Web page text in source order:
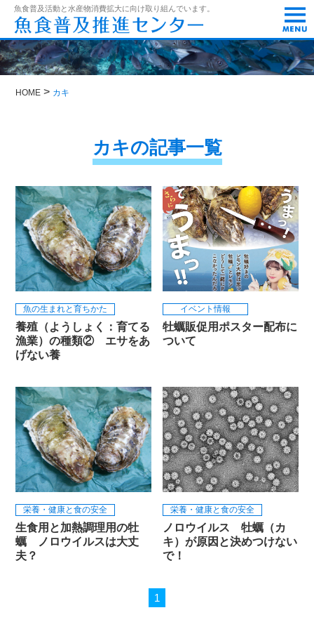
魚食普及活動と水産物消費拡大に向け取り組んでいます。
t
o
g
g
l
e
n
HOME > カキ
カキの記事一覧
魚の生まれと育ちかた
養殖（ようしょく：育てる
漁業）の種類② エサをあ
げない養
イベント情報
牡蠣販促用ポスター配布に
ついて
栄養・健康と食の安全
生食用と加熱調理用の牡
蠣 ノロウイルスは大丈
夫？
栄養・健康と食の安全
ノロウイルス 牡蠣（カ
キ）が原因と決めつけない
で！
1